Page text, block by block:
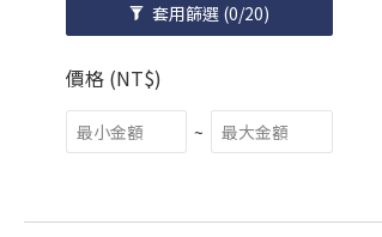
套用篩選 (0/20)
價格 (NT$)
~